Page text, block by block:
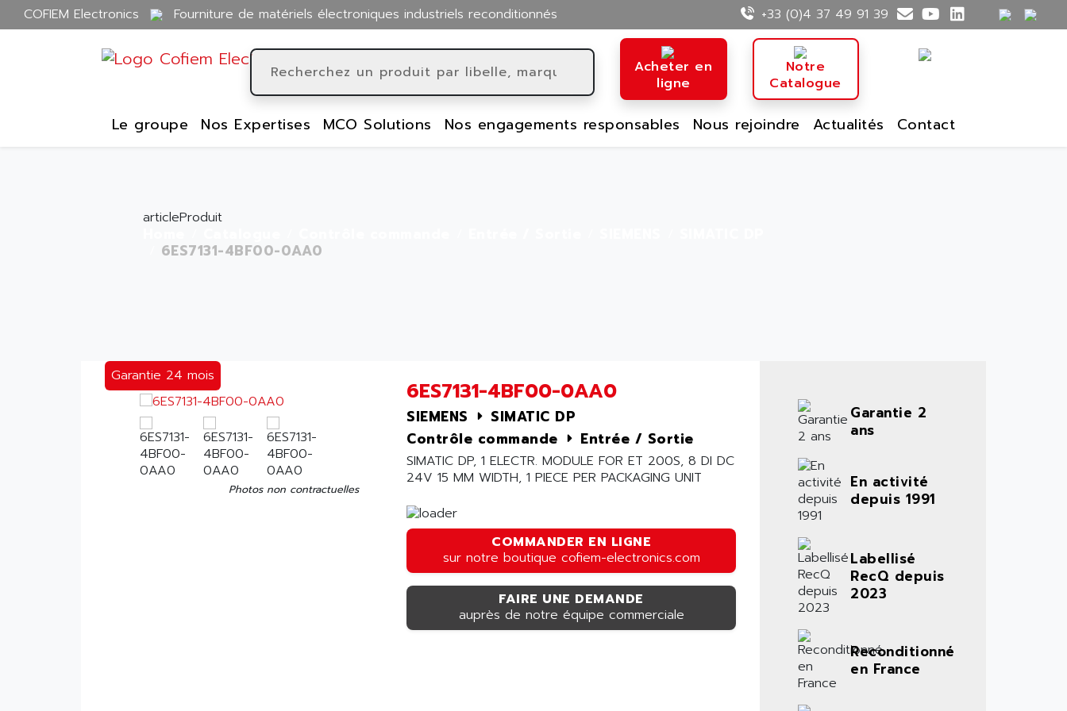
COFIEM Electronics Fourniture de matériels électroniques industriels reconditionnés +33 (0)4 37 49 91 39
Acheter en
ligne
Notre
Catalogue
Le groupe Nos Expertises MCO Solutions Nos engagements responsables Nous rejoindre Actualités Contact
articleProduit
6ES7131-4BF00-0AA0
Garantie 24 mois
Photos non contractuelles
6ES7131-4BF00-0AA0
SIEMENS
SIMATIC DP
Contrôle commande
Entrée / Sortie
SIMATIC DP, 1 ELECTR. MODULE FOR ET 200S, 8 DI DC
24V 15 MM WIDTH, 1 PIECE PER PACKAGING UNIT
COMMANDER EN LIGNE
sur notre boutique cofiem-electronics.com
FAIRE UNE DEMANDE
auprès de notre équipe commerciale
Garantie 2
ans
En activité
depuis 1991
Labellisé
RecQ depuis
2023
Reconditionné
en France